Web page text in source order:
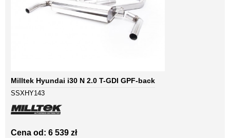
Milltek Hyundai i30 N 2.0 T-GDI GPF-back
SSXHY143
Cena od: 6 539 zł